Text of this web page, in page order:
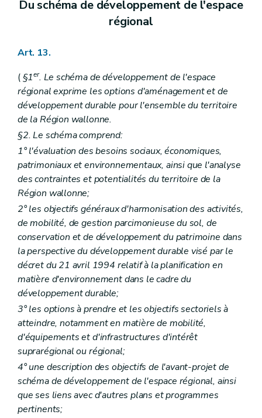
Chapitre XII
Art. 382
Art. 383
Chapitre XIII De la forme des décisions prises en matière de permis d'urbanisme, de permis de lotir et de modifications de permis de lotir par le fonctionnaire délégué en application de l'article
118
Art. 384
Art. 385
Art. 386
Chapitre XIV De la forme des décisions prises en matière de permis d'urbanisme, de permis de lotir et de modifications de permis de lotir par le Gouvernement ou le fonctionnaire délégué en application des articles 121,
122
et
127
Art. 387
Art. 388
Art. 388/1
Art. 388/2
Art. 388/3
Art. 388/4
Art. 388/5
Chapitre XV Des fonctionnaires délégués pour l'application des articles 67, 69, 70, 71 et 77 (lire articles
155, §2
,
157
,
158
,
159
et
165)
Du schéma de développement de l'espace
régional
Art. 13.
( §1er. Le schéma de développement de l'espace
régional exprime les options d'aménagement et de
développement durable pour l'ensemble du territoire
de la Région wallonne.
§2. Le schéma comprend:
1° l'évaluation des besoins sociaux, économiques,
patrimoniaux et environnementaux, ainsi que l'analyse
des contraintes et potentialités du territoire de la
Région wallonne;
2° les objectifs généraux d'harmonisation des activités,
de mobilité, de gestion parcimonieuse du sol, de
conservation et de développement du patrimoine dans
la perspective du développement durable visé par le
décret du 21 avril 1994 relatif à la planification en
matière d'environnement dans le cadre du
développement durable;
3° les options à prendre et les objectifs sectoriels à
atteindre, notamment en matière de mobilité,
d'équipements et d'infrastructures d'intérêt
suprarégional ou régional;
4° une description des objectifs de l'avant-projet de
schéma de développement de l'espace régional, ainsi
que ses liens avec d'autres plans et programmes
pertinents;